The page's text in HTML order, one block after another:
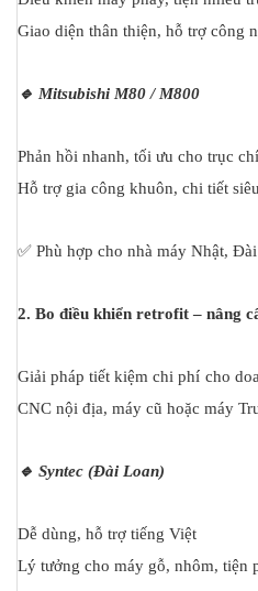
Giao diện thân thiện, hỗ trợ công
🔹 Mitsubishi M80 / M800
Phản hồi nhanh, tối ưu cho trục
Hỗ trợ gia công khuôn, chi tiết
✅ Phù hợp cho nhà máy Nhật,
2. Bo điều khiển retrofit – nâng
Giải pháp tiết kiệm chi phí cho
CNC nội địa, máy cũ hoặc máy
🔹 Syntec (Đài Loan)
Dễ dùng, hỗ trợ tiếng Việt
Lý tưởng cho máy gỗ, nhôm, tiện